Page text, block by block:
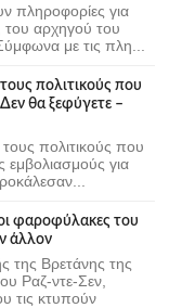
πληροφορίες για
αρχηγού του
με τις πλη...
πολιτικούς που
θα ξεφύγετε –
πολιτικούς που
εμβολιασμούς για
φαροφύλακες του
άλλον
της Βρετάνης της
Ραζ-ντε-Σεν,
τις κτυπούν